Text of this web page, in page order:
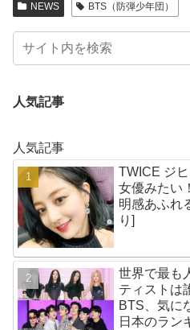
NEWS BTS（防弾少年団）
人気記事
人気記事
TWICE ジ
女優みたい
明感あふれ
り]
世界で最も
ティストは
BTS、気に
日本のラン